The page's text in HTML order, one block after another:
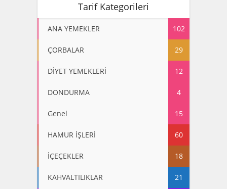
Tarif Kategorileri
ANA YEMEKLER 102
ÇORBALAR 29
DİYET YEMEKLERİ 12
DONDURMA 4
Genel 15
HAMUR İŞLERİ 60
İÇEÇEKLER 18
KAHVALTILIKLAR 21